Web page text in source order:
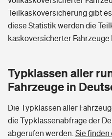
Teilkaskoversicherung gibt
diese Statistik werden die
kaskoversicherter Fahrzeuge
Typklassen aller
Fahrzeuge in
Die Typklassen aller
die Typklassenabfrage der
abgerufen werden. Sie finden